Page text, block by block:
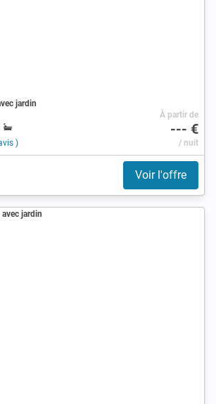
jardin
)
À partir de
--- €
/ nuit
Voir l'offre